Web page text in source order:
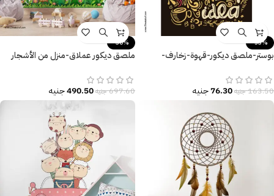
-53%
بوستر-ملصق ديكور-قهوة-زخارف-
163.50جنيه76.30جنيه
-30%
ملصق ديكور عملاق-منزل من الأشجار
697.60جنيه490.50جنيه